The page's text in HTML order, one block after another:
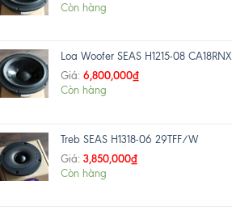
Còn hàng
Loa Woofer SEAS H1215-08 CA18RNX
Giá: 6,800,000₫
Còn hàng
Treb SEAS H1318-06 29TFF/W
Giá: 3,850,000₫
Còn hàng